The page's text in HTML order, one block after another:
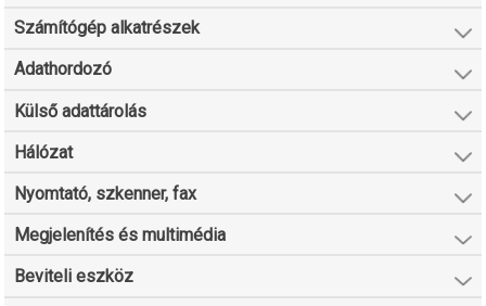
Számítógép alkatrészek
Adathordozó
Külső adattárolás
Hálózat
Nyomtató, szkenner, fax
Megjelenítés és multimédia
Beviteli eszköz